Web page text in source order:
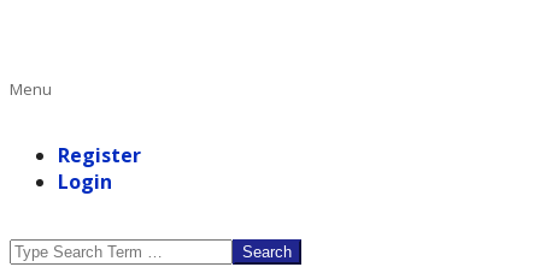
Primary
Menu
Register
Login
Search